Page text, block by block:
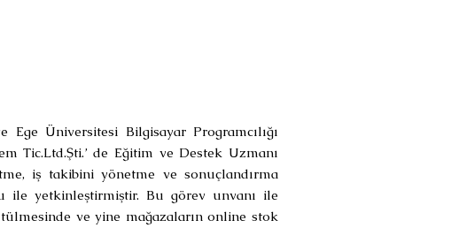
Üniversitesi Bilgisayar Programcılığı
Tic.Ltd.Şti.’ de Eğitim ve Destek Uzmanı
iş takibini yönetme ve sonuçlandırma
ile yetkinleştirmiştir. Bu görev unvanı ile
ve yine mağazaların online stok